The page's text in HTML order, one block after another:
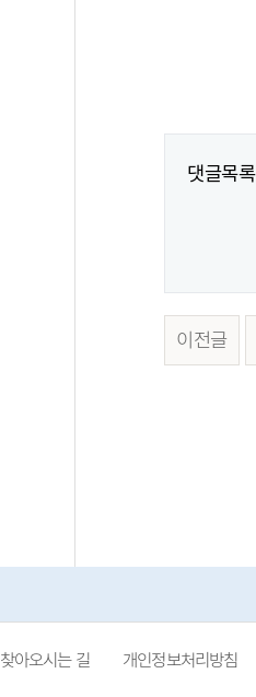
댓글목록
이전글
찾아오시는 길 개인정보처리방침